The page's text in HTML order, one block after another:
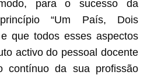
para o sucesso da
“Um País, Dois
que todos esses aspectos
activo do pessoal docente
contínuo da sua profissão